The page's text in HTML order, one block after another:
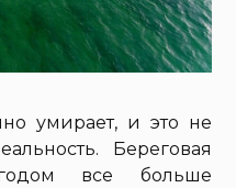
умирает, и это не
Береговая
все больше